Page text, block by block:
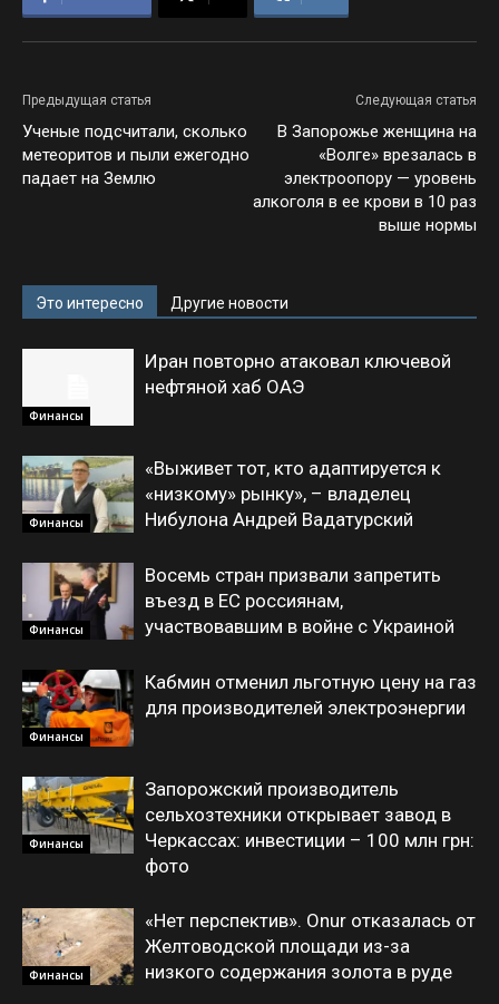
Предыдущая статья
Ученые подсчитали, сколько
метеоритов и пыли ежегодно
падает на Землю
Следующая статья
В Запорожье женщина на
«Волге» врезалась в
электроопору — уровень
алкоголя в ее крови в 10 раз
выше нормы
Это интересно Другие новости
Финансы
Иран повторно атаковал ключевой
нефтяной хаб ОАЭ
Финансы
«Выживет тот, кто адаптируется к
«низкому» рынку», – владелец
Нибулона Андрей Вадатурский
Финансы
Восемь стран призвали запретить
въезд в ЕС россиянам,
участвовавшим в войне с Украиной
Финансы
Кабмин отменил льготную цену на газ
для производителей электроэнергии
Финансы
Запорожский производитель
сельхозтехники открывает завод в
Черкассах: инвестиции – 100 млн грн:
фото
Финансы
«Нет перспектив». Onur отказалась от
Желтоводской площади из-за
низкого содержания золота в руде